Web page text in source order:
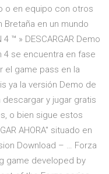
o en equipo con otros
Bretaña en un mundo
™ » DESCARGAR Demo
4 se encuentra en fase
el game pass en la
ya la versión Demo de
descargar y jugar gratis
o bien sigue estos
AHORA" situado en
Download – … Forza
game developed by